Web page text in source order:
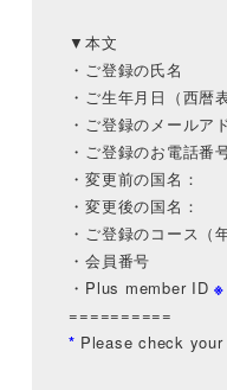
▼本文
・ご登録の氏名
・ご生年月日（西暦
・ご登録のメールア
・ご登録のお電話番
・変更前の国名：
・変更後の国名：
・ご登録のコース（
・会員番号
・Plus member ID※
==========
* Please check